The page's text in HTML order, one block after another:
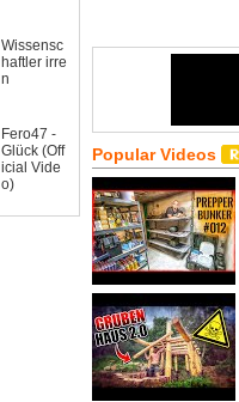
Wissensc
haftler irre
n
Fero47 -
Glück (Off
icial Vide
o)
Popular Videos